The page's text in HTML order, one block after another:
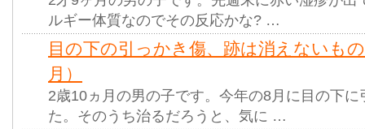
ルギー体質なのでその反応かな? …
目の下の引っかき傷、跡は消えないも
月）
2歳10ヵ月の男の子です。今年の8月に目の下
た。そのうち治るだろうと、気に …